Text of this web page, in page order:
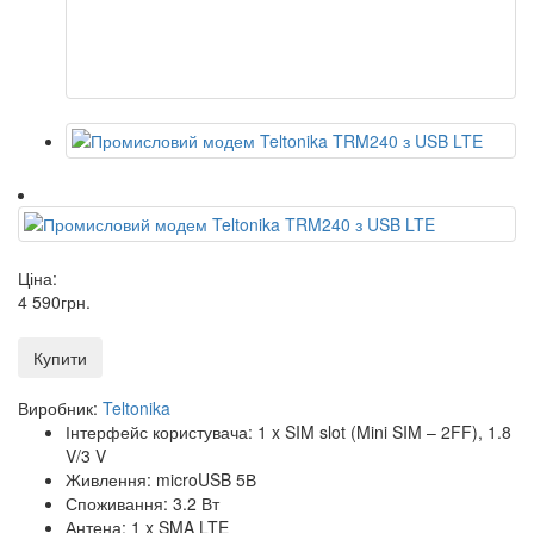
Ціна:
4 590грн.
Купити
Виробник: Teltonika
Інтерфейс користувача: 1 x SIM slot (Mini SIM – 2FF), 1.8
V/3 V
Живлення: microUSB 5В
Споживання: 3.2 Вт
Антена: 1 x SMA LTE